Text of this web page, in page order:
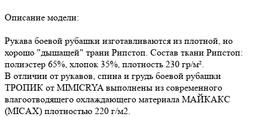
Описание модели:
Рукава боевой рубашки изготавливаются из плотной, но
хорошо "дышащей" трани Рипстоп. Состав ткани Рипстоп:
полиэстер 65%, хлопок 35%, плотность 230 гр/м².
В отличии от рукавов, спина и грудь боевой рубашки
ТРОПИК от MIMICRYA выполнены из современного
влагоотводящего охлаждающего материала МАЙКАКС
(MICAX) плотностью 220 г/м2.